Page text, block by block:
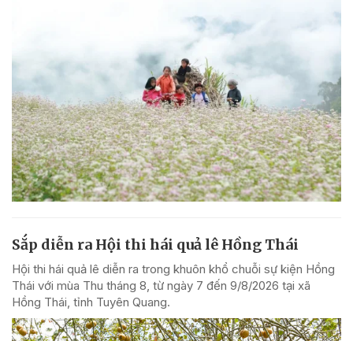
Sắp diễn ra Hội thi hái quả lê Hồng Thái
Hội thi hái quả lê diễn ra trong khuôn khổ chuỗi sự kiện Hồng
Thái với mùa Thu tháng 8, từ ngày 7 đến 9/8/2026 tại xã
Hồng Thái, tỉnh Tuyên Quang.